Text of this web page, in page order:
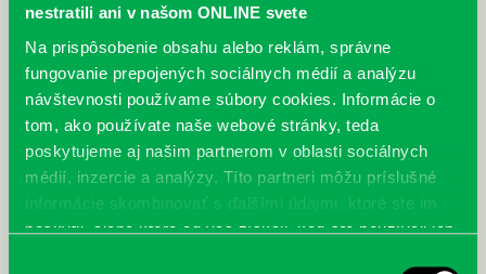
nestratili ani v našom ONLINE svete
Na prispôsobenie obsahu alebo reklám, správne
fungovanie prepojených sociálnych médií a analýzu
návštevnosti používame súbory cookies. Informácie o
tom, ako používate naše webové stránky, teda
poskytujeme aj našim partnerom v oblasti sociálnych
médií, inzercie a analýzy. Títo partneri môžu príslušné
informácie skombinovať s ďalšími údajmi, ktoré ste im
poskytli, alebo ktoré od vás získali, keď ste používali ich